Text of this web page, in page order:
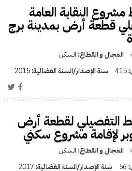
النقابة العامة
قطعة أرض بمدينة برج
المجال و القطاع: السكن
415 سنة الإصدار/السنة القضائية:2015
التفصيلي لقطعة أرض
المجال و القطاع: السكن
56 سنة الإصدار/السنة القضائية:2017